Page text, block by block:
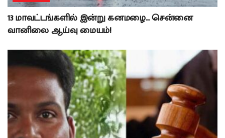
13 மாவட்டங்களில் இன்று கனமழை… சென்னை
வானிலை ஆய்வு மையம்!